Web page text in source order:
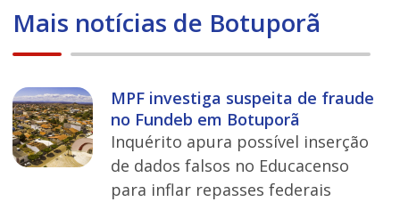
Mais notícias de Botuporã
MPF investiga suspeita de fraude
no Fundeb em Botuporã
Inquérito apura possível inserção
de dados falsos no Educacenso
para inflar repasses federais